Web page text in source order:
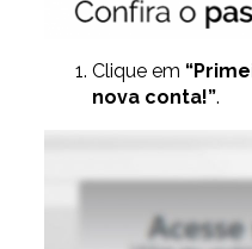
Clique em
nova conta!”.